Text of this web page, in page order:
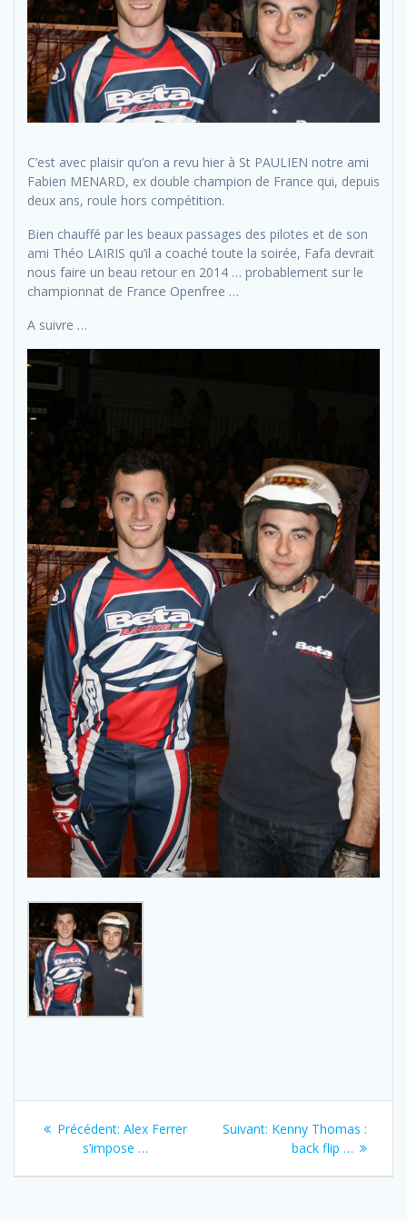
C’est avec plaisir qu’on a revu hier à St PAULIEN notre ami
Fabien MENARD, ex double champion de France qui, depuis
deux ans, roule hors compétition.
Bien chauffé par les beaux passages des pilotes et de son
ami Théo LAIRIS qu’il a coaché toute la soirée, Fafa devrait
nous faire un beau retour en 2014 … probablement sur le
championnat de France Openfree …
A suivre …
Navigation
Précédent: Previous
post:
Alex Ferrer
s’impose …
Suivant: Next
post:
Kenny Thomas :
back flip …